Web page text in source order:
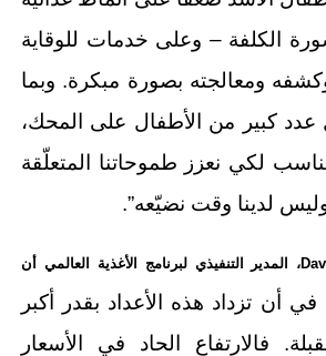
الكلفة – وعلى خدمات للوقاية
ومعالجته بصورة مبكرة. وبما
كبير من الأطفال على المحك،
لكي نعزز طموحاتنا المتعلّقة
لدينا وقت نضيّعه”.
، المدير التنفيذي لبرنامج الأغذية العالمي أن
أن تزداد هذه الأعداد بقدر أكبر
فالارتفاع الحاد في الأسعار